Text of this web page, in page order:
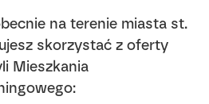
na terenie miasta st.
skorzystać z oferty
Mieszkania